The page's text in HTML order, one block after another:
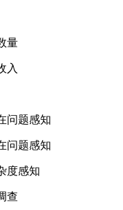
量
入
问题感知
问题感知
度感知
查